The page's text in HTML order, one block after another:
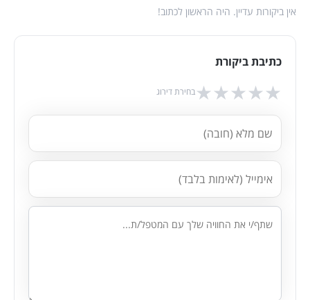
אין ביקורות עדיין. היה הראשון לכתוב!
כתיבת ביקורת
★★★★★ בחירת דירוג